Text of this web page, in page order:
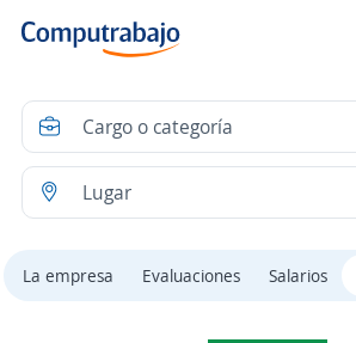
La empresa Evaluaciones Salarios